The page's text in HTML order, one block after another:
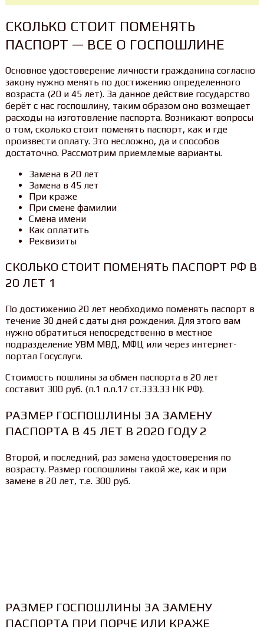
СКОЛЬКО СТОИТ ПОМЕНЯТЬ
ПАСПОРТ — ВСЕ О ГОСПОШЛИНЕ
Основное удостоверение личности гражданина согласно
закону нужно менять по достижению определенного
возраста (20 и 45 лет). За данное действие государство
берёт с нас госпошлину, таким образом оно возмещает
расходы на изготовление паспорта. Возникают вопросы
о том, сколько стоит поменять паспорт, как и где
произвести оплату. Это несложно, да и способов
достаточно. Рассмотрим приемлемые варианты.
Замена в 20 лет
Замена в 45 лет
При краже
При смене фамилии
Смена имени
Как оплатить
Реквизиты
СКОЛЬКО СТОИТ ПОМЕНЯТЬ ПАСПОРТ РФ В
20 ЛЕТ 1
По достижению 20 лет необходимо поменять паспорт в
течение 30 дней с даты дня рождения. Для этого вам
нужно обратиться непосредственно в местное
подразделение УВМ МВД, МФЦ или через интернет-
портал Госуслуги.
Стоимость пошлины за обмен паспорта в 20 лет
составит 300 руб. (п.1 п.п.17 ст.333.33 НК РФ).
РАЗМЕР ГОСПОШЛИНЫ ЗА ЗАМЕНУ
ПАСПОРТА В 45 ЛЕТ В 2020 ГОДУ 2
Второй, и последний, раз замена удостоверения по
возрасту. Размер госпошлины такой же, как и при
замене в 20 лет, т.е. 300 руб.
РАЗМЕР ГОСПОШЛИНЫ ЗА ЗАМЕНУ
ПАСПОРТА ПРИ ПОРЧЕ ИЛИ КРАЖЕ